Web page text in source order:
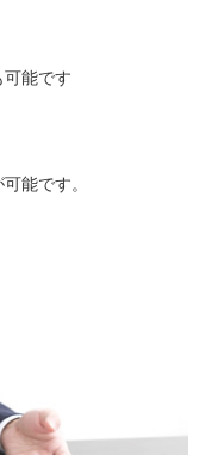
能です
能です。